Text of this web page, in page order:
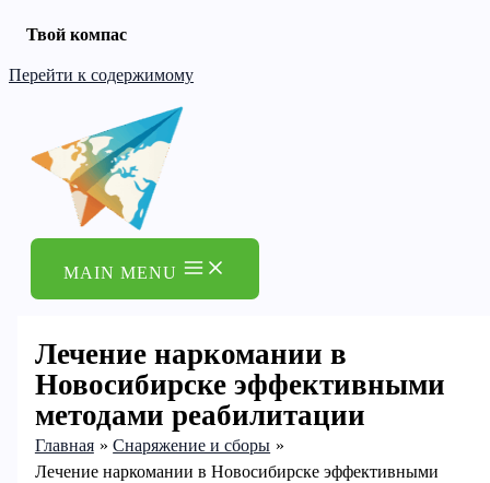
Твой компас
Перейти к содержимому
MAIN MENU
Лечение наркомании в
Новосибирске эффективными
методами реабилитации
Главная
Снаряжение и сборы
Лечение наркомании в Новосибирске эффективными